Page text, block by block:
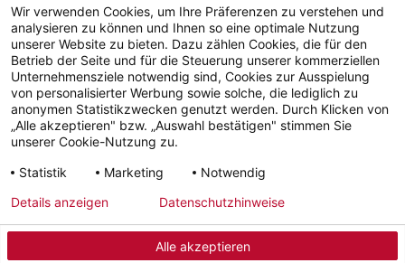
Widerruf
Facebook YouTube LinkedIn
Instagram
Wir verwenden Cookies, um Ihre Präferenzen zu verstehen und
analysieren zu können und Ihnen so eine optimale Nutzung
unserer Website zu bieten. Dazu zählen Cookies, die für den
Betrieb der Seite und für die Steuerung unserer kommerziellen
Unternehmensziele notwendig sind, Cookies zur Ausspielung
von personalisierter Werbung sowie solche, die lediglich zu
anonymen Statistikzwecken genutzt werden. Durch Klicken von
„Alle akzeptieren" bzw. „Auswahl bestätigen" stimmen Sie
unserer Cookie-Nutzung zu.
Statistik
Marketing Notwendig
Alle akzeptieren
Details anzeigen Datenschutzhinweise